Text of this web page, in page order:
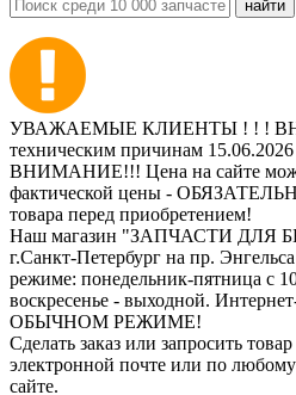
УВАЖАЕМЫЕ КЛИЕНТЫ ! ! !
техническим причинам 15.06.2026
ВНИМАНИЕ!!! Цена на сайте
фактической цены -
товара перед приобретением!
Наш магазин "ЗАПЧАСТИ
г.Санкт-Петербург на пр.
режиме: понедельник-пятница с
воскресенье - выходной.
ОБЫЧНОМ РЕЖИМЕ!
Сделать заказ или запросить
электронной почте или по
сайте.